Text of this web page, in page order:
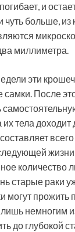
и
чуть больше, из
миллиметра.
эти
После
тела доходит
количество
старые раки
могут прожить
немногим
до глубокой